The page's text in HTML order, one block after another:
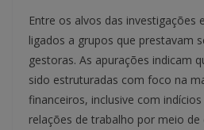
Entre os alvos das investigações
ligados a grupos que prestavam
gestoras. As apurações indicam
sido estruturadas com foco na
financeiros, inclusive com
relações de trabalho por meio de